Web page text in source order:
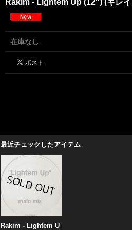
Rakim - Lightem Up (12'') (キレ
在庫なし
最近チェックしたアイテム
Rakim - Lightem U